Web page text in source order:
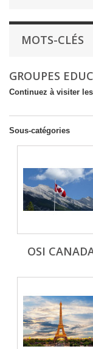
MOTS-CLÉS
GROUPES
Continuez à visiter
Sous-catégories
OSI